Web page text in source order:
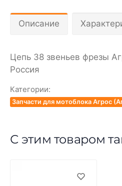
Описание
Цепь 38 звеньев фрезы
Россия
Категории:
Запчасти для мотоблока Агрос
С этим товаром